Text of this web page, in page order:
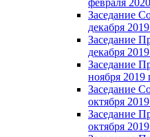
Заседание
декабря
Заседание
декабря
Заседание
ноября 2019
Заседание
октября
Заседание
октября